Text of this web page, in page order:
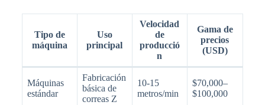
Tipo de
máquina
Uso
principal
Velocidad
de
producció
n
Gama de
precios
(USD)
Máquinas
estándar
Fabricación
básica de
correas Z
10-15
metros/min
$70,000–
$100,000